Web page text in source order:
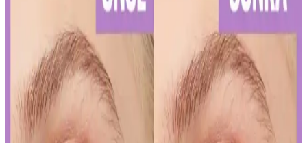
Kalıcı Kalem Göz Makyajı: Uzun Süre Dayanan ve
Pratik Kullanım İpuçları
Kalıcı kalem göz makyajı, suya ve tere dayanıklı formülleriyle uzun
süre kalıcı ve net çizgiler sağlar. Uygulama ve bakım ipuçlarıyla
gözlerinizi vurgulayın.
Kalıcı Oje Seçenekleri: Nail Master M377 ve M378
Modellerinin Detaylı Analizi